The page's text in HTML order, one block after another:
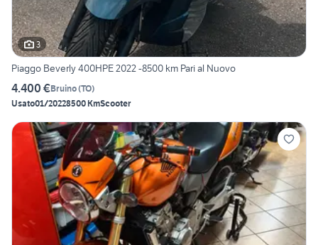
3
Piaggo Beverly 400HPE 2022 -8500 km Pari al Nuovo
4.400 €Bruino(TO)
Usato01/20228500 KmScooter